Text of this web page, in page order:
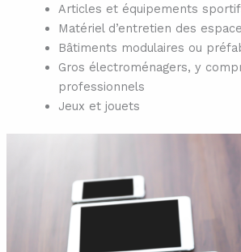
Articles et équipements
Matériel d’entretien des
Bâtiments modulaires ou
Gros électroménagers, y
professionnels
Jeux et jouets